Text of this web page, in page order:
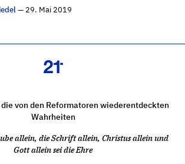
— 29. Mai 2019
von den Reformatoren wiederentdeckten
Wahrheiten
allein, die Schrift allein, Christus allein und
Gott allein sei die Ehre